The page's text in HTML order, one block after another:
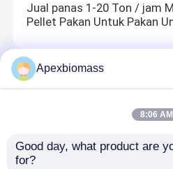
Jual panas 1-20 Ton / jam
Pellet Pakan Untuk Pakan
Cangkang rol mesin pelet
20CrMn 16kg kayu satwa
Roller Grinding Mill suku
Apexbiomass
8:06 AM
Good day, what product are
for?